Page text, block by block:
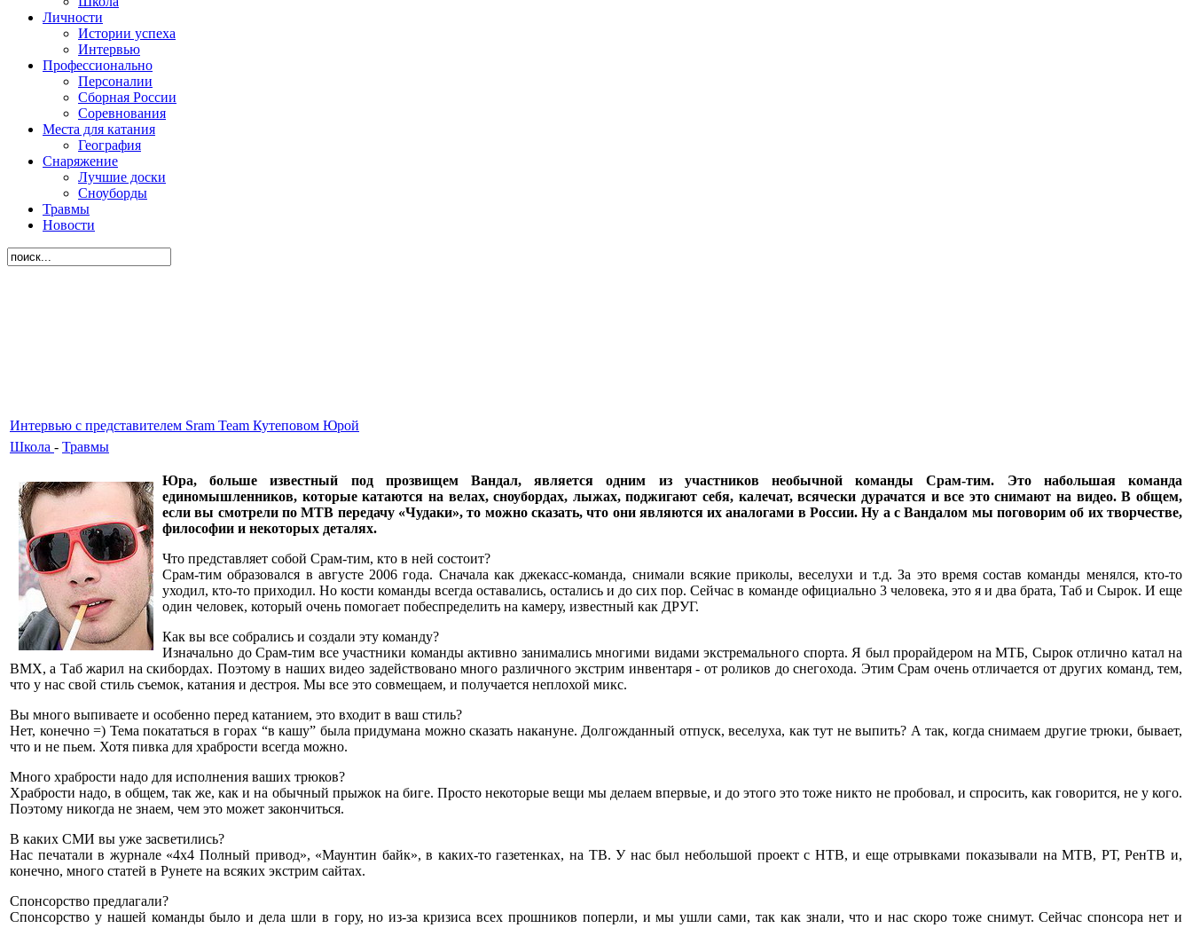
Личности
Истории успеха
Интервью
Профессионально
Персоналии
Сборная России
Соревнования
Места для катания
География
Снаряжение
Лучшие доски
Сноуборды
Травмы
Новости
Интервью с представителем Sram Team Кутеповом Юрой
Школа - Травмы
Юра, больше известный под прозвищем Вандал, является одним из участников необычной команды Срам-тим. Это набольшая команда
единомышленников, которые катаются на велах, сноубордах, лыжах, поджигают себя, калечат, всячески дурачатся и все это снимают на видео. В общем,
если вы смотрели по МТВ передачу «Чудаки», то можно сказать, что они являются их аналогами в России. Ну а с Вандалом мы поговорим об их творчестве,
философии и некоторых деталях.
Что представляет собой Срам-тим, кто в ней состоит?
Срам-тим образовался в августе 2006 года. Сначала как джекасс-команда, снимали всякие приколы, веселухи и т.д. За это время состав команды менялся, кто-то
уходил, кто-то приходил. Но кости команды всегда оставались, остались и до сих пор. Сейчас в команде официально 3 человека, это я и два брата, Таб и Сырок. И еще
один человек, который очень помогает побеспределить на камеру, известный как ДРУГ.
Как вы все собрались и создали эту команду?
Изначально до Срам-тим все участники команды активно занимались многими видами экстремального спорта. Я был прорайдером на МТБ, Сырок отлично катал на
BMX, а Таб жарил на скибордах. Поэтому в наших видео задействовано много различного экстрим инвентаря - от роликов до снегохода. Этим Срам очень отличается от других команд, тем,
что у нас свой стиль съемок, катания и дестроя. Мы все это совмещаем, и получается неплохой микс.
Вы много выпиваете и особенно перед катанием, это входит в ваш стиль?
Нет, конечно =) Тема покататься в горах “в кашу” была придумана можно сказать накануне. Долгожданный отпуск, веселуха, как тут не выпить? А так, когда снимаем другие трюки, бывает,
что и не пьем. Хотя пивка для храбрости всегда можно.
Много храбрости надо для исполнения ваших трюков?
Храбрости надо, в общем, так же, как и на обычный прыжок на биге. Просто некоторые вещи мы делаем впервые, и до этого это тоже никто не пробовал, и спросить, как говорится, не у кого.
Поэтому никогда не знаем, чем это может закончиться.
В каких СМИ вы уже засветились?
Нас печатали в журнале «4х4 Полный привод», «Маунтин байк», в каких-то газетенках, на ТВ. У нас был небольшой проект с НТВ, и еще отрывками показывали на МТВ, РТ, РенТВ и,
конечно, много статей в Рунете на всяких экстрим сайтах.
Спонсорство предлагали?
Спонсорство у нашей команды было и дела шли в гору, но из-за кризиса всех прошников поперли, и мы ушли сами, так как знали, что и нас скоро тоже снимут. Сейчас спонсора нет и